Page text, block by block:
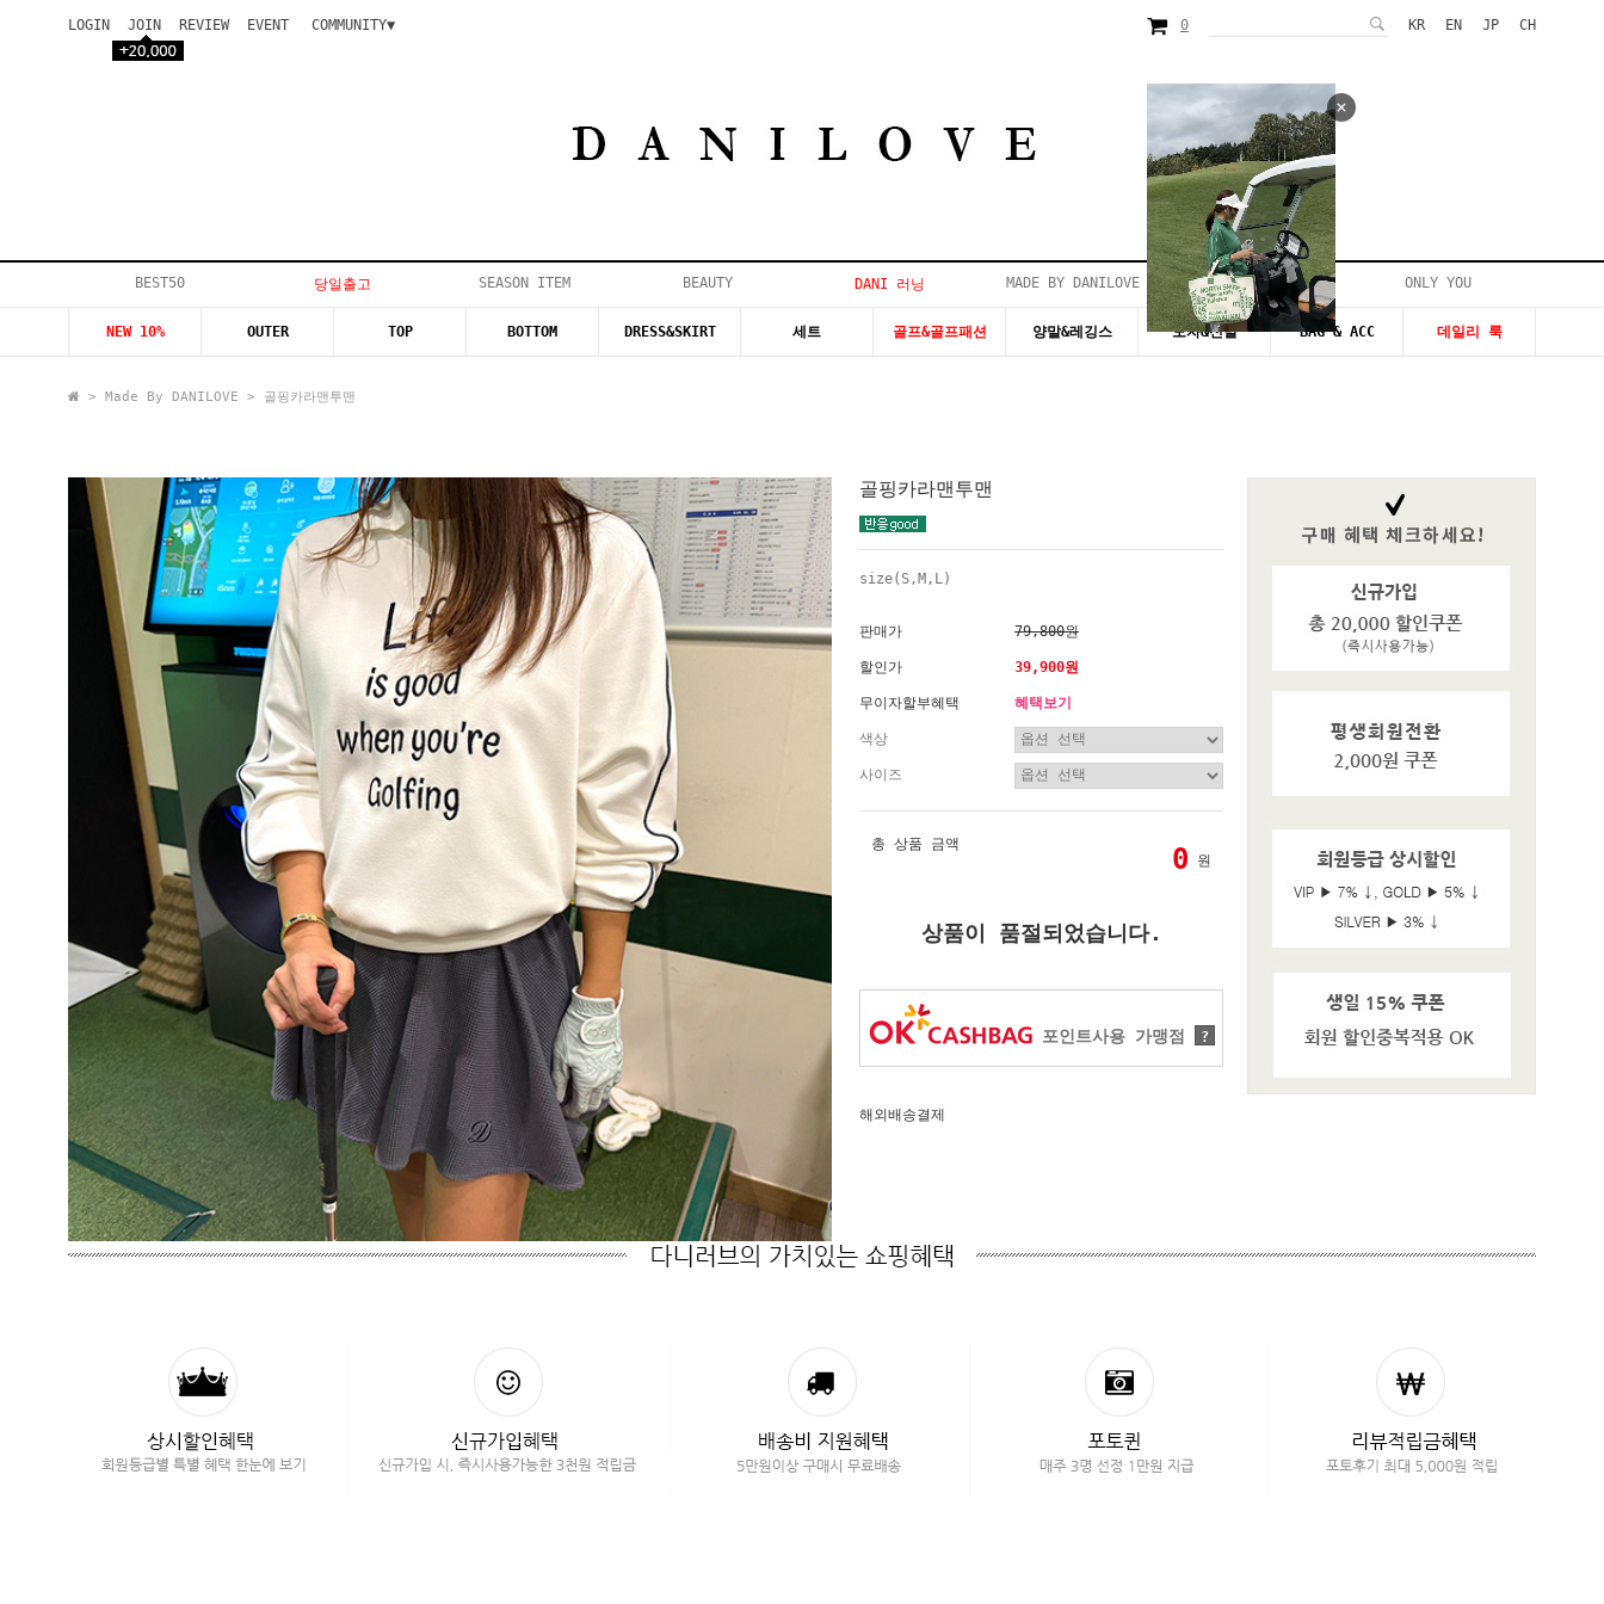
LOGIN JOIN REVIEW EVENT
COMMUNITY▼
입고지연
0 KR EN JP CH
BEST50 당일출고 SEASON ITEM BEAUTY DANI 러닝 MADE BY DANILOVE 시즌20~50%세일 ONLY YOU
NEW 10% OUTER TOP BOTTOM DRESS&SKIRT 세트 골프&골프패션 양말&레깅스 모자&신발 BAG & ACC 데일리 룩
> Made By DANILOVE > 골핑카라맨투맨
골핑카라맨투맨
size(S,M,L)
판매가 79,800원
할인가 39,900원
무이자할부혜택 혜택보기
색상
사이즈
총 상품 금액 0 원
상품이 품절되었습니다.
포인트사용 가맹점 ?
해외배송결제